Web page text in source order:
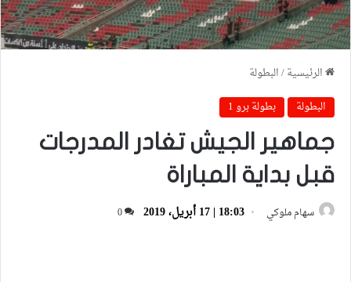
الرئيسية/البطولة
البطولة
بطولة برو 1
جماهير الجيش تغادر المدرجات
قبل بداية المباراة
سهام ملوكي 18:03 | 17 أبريل، 2019 0